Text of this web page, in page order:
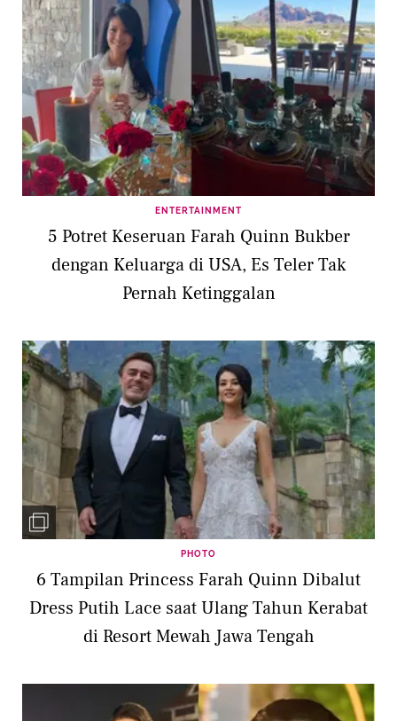
ENTERTAINMENT
5 Potret Keseruan Farah Quinn Bukber
dengan Keluarga di USA, Es Teler Tak
Pernah Ketinggalan
PHOTO
6 Tampilan Princess Farah Quinn Dibalut
Dress Putih Lace saat Ulang Tahun Kerabat
di Resort Mewah Jawa Tengah